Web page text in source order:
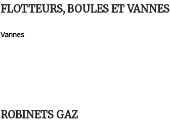
FLOTTEURS, BOULES ET VANNES
Vannes
ROBINETS GAZ